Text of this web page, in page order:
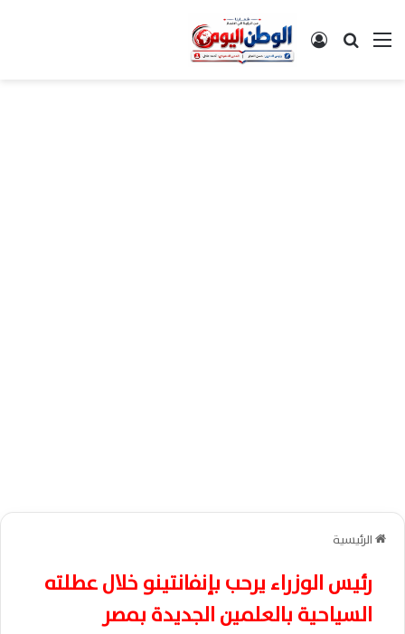
القائمةبحث عن تسجيل الدخول
الرئيسية
رئيس الوزراء يرحب بإنفانتينو خلال عطلته
السياحية بالعلمين الجديدة بمصر